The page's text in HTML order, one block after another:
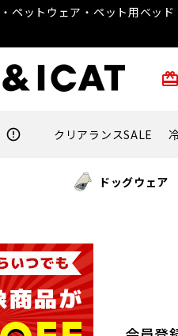
ペットウェア・ペット用ベッ
card_giftcard
error_outline クリアランスSALE
ドッグウェア